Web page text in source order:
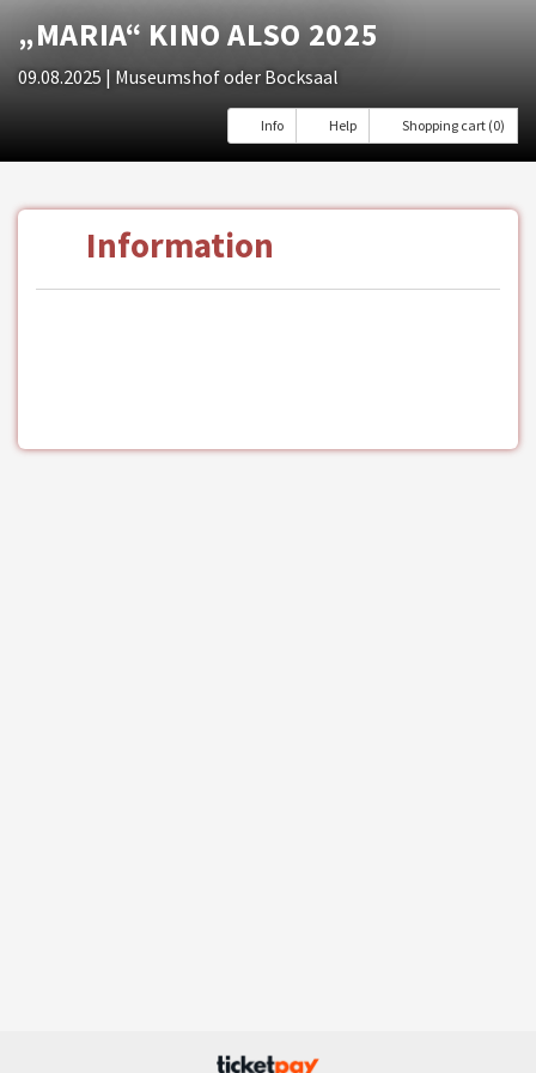
„MARIA“ KINO ALSO 2025
09.08.2025 | Museumshof oder Bocksaal
Info Help Shopping cart (0)
Information